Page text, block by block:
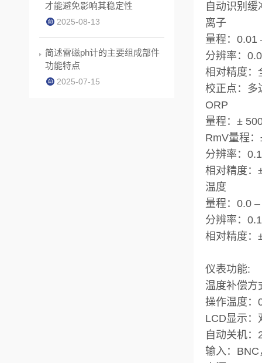
自动识别
离子
量程：0.01
分辨率：
相对精度：
校正点：多
ORP
量程：±
RmV量程
分辨率：
相对精度：
温度
量程：0.0
分辨率：
相对精度
仪表功能:
温度补偿
操作温度
LCD显示：
自动关机
输入：
才能避免影响其稳定性
2025-08-13
简述雷磁ph计的主要组成部件
功能特点
2025-07-15